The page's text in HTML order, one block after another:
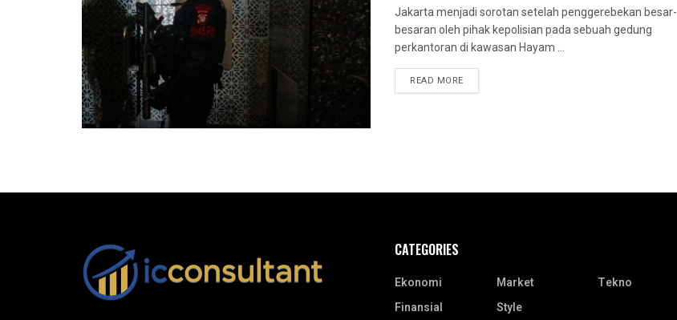
Jakarta menjadi sorotan setelah penggerebekan besar-
besaran oleh pihak kepolisian pada sebuah gedung
perkantoran di kawasan Hayam ...
READ MORE
CATEGORIES
Ekonomi
Finansial
Market
Style
Tekno